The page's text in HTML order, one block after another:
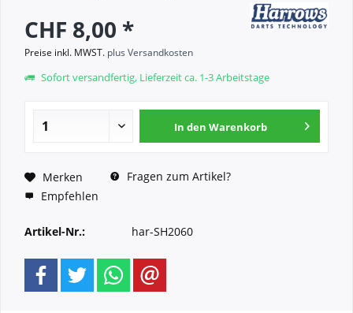
CHF 8,00 *
Preise inkl. MWST. plus Versandkosten
Sofort versandfertig, Lieferzeit ca. 1-3 Arbeitstage
In den Warenkorb
Merken
Fragen zum Artikel?
Empfehlen
Artikel-Nr.: har-SH2060